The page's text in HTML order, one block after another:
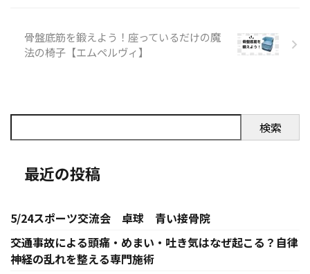
骨盤底筋を鍛えよう！座っているだけの魔
法の椅子【エムペルヴィ】
検索
最近の投稿
5/24スポーツ交流会 卓球 青い接骨院
交通事故による頭痛・めまい・吐き気はなぜ起こる？自律
神経の乱れを整える専門施術